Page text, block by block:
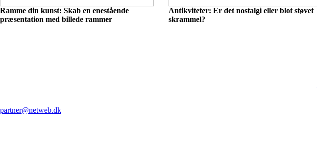
Ramme din kunst: Skab en enestående
præsentation med billede rammer
Antikviteter: Er det nostalgi eller blot støvet
skrammel?
partner@netweb.dk